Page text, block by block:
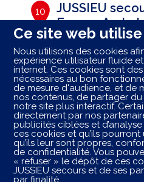
Ce site web
Nous utilisons des cookies
expérience utilisateur fluide
internet. Ces cookies sont
nécessaires au bon
de mesure d'audience, et de
nos contenus, de partager
notre site plus interactif.
directement par nos
publicités ciblées et
ces cookies et qu’ils
qu’ils leur sont propres,
de confidentialité. Vous
« refuser » le dépôt de ces
JUSSIEU secours et de ses
par finalité.
10
99.71 km
JUSSIEU
Europe
ZI Sud Route
45410 Artenay
Fermé
RÉSERVER
Les centres ambulancier
villes à proximité